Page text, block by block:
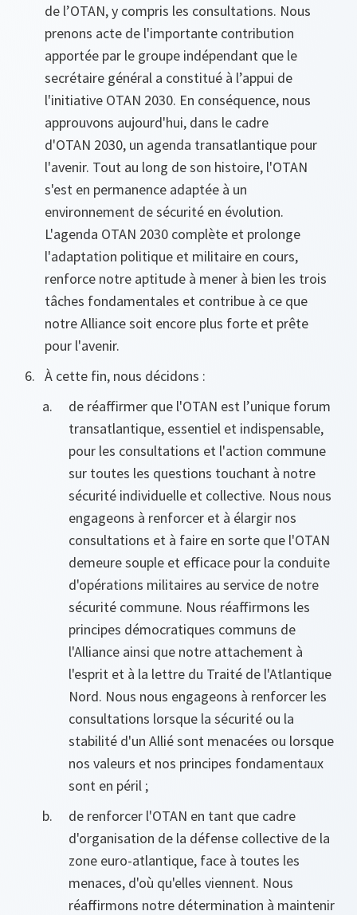
de l’OTAN, y compris les consultations. Nous
prenons acte de l'importante contribution
apportée par le groupe indépendant que le
secrétaire général a constitué à l’appui de
l'initiative OTAN 2030. En conséquence, nous
approuvons aujourd'hui, dans le cadre
d'OTAN 2030, un agenda transatlantique pour
l'avenir. Tout au long de son histoire, l'OTAN
s'est en permanence adaptée à un
environnement de sécurité en évolution.
L'agenda OTAN 2030 complète et prolonge
l'adaptation politique et militaire en cours,
renforce notre aptitude à mener à bien les trois
tâches fondamentales et contribue à ce que
notre Alliance soit encore plus forte et prête
pour l'avenir.
À cette fin, nous décidons :
de réaffirmer que l'OTAN est l’unique forum
transatlantique, essentiel et indispensable,
pour les consultations et l'action commune
sur toutes les questions touchant à notre
sécurité individuelle et collective. Nous nous
engageons à renforcer et à élargir nos
consultations et à faire en sorte que l'OTAN
demeure souple et efficace pour la conduite
d'opérations militaires au service de notre
sécurité commune. Nous réaffirmons les
principes démocratiques communs de
l'Alliance ainsi que notre attachement à
l'esprit et à la lettre du Traité de l'Atlantique
Nord. Nous nous engageons à renforcer les
consultations lorsque la sécurité ou la
stabilité d'un Allié sont menacées ou lorsque
nos valeurs et nos principes fondamentaux
sont en péril ;
de renforcer l'OTAN en tant que cadre
d'organisation de la défense collective de la
zone euro-atlantique, face à toutes les
menaces, d'où qu'elles viennent. Nous
réaffirmons notre détermination à maintenir